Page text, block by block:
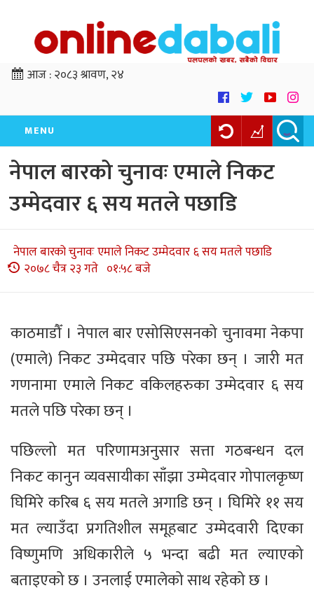
आज :२०८३ श्रावण, २४
MENU
नेपाल बारको चुनावः एमाले निकट
उम्मेदवार ६ सय मतले पछाडि
नेपाल बारको चुनावः एमाले निकट उम्मेदवार ६ सय मतले पछाडि
२०७८ चैत्र २३ गते ०१:५८ बजे
काठमाडौँ । नेपाल बार एसोसिएसनको चुनावमा नेकपा
(एमाले) निकट उम्मेदवार पछि परेका छन् । जारी मत
गणनामा एमाले निकट वकिलहरुका उम्मेदवार ६ सय
मतले पछि परेका छन् ।
पछिल्लो मत परिणामअनुसार सत्ता गठबन्धन दल
निकट कानुन व्यवसायीका साँझा उम्मेदवार गोपालकृष्ण
घिमिरे करिब ६ सय मतले अगाडि छन् । घिमिरे ११ सय
मत ल्याउँदा प्रगतिशील समूहबाट उम्मेदवारी दिएका
विष्णुमणि अधिकारीले ५ भन्दा बढी मत ल्याएको
बताइएको छ । उनलाई एमालेको साथ रहेको छ ।